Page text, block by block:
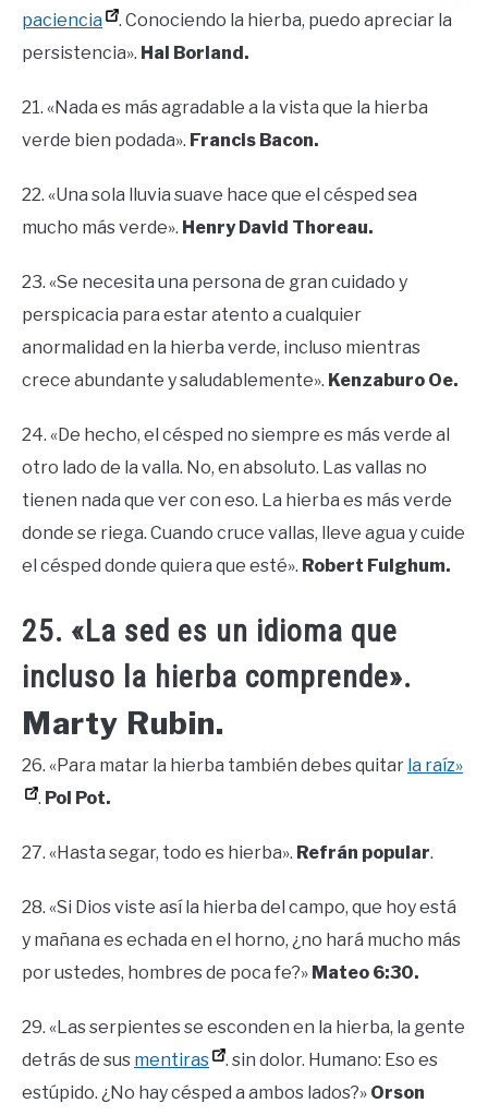
paciencia
. Conociendo la hierba, puedo apreciar la
persistencia». Hal Borland.
21. «Nada es más agradable a la vista que la hierba
verde bien podada». Francis Bacon.
22. «Una sola lluvia suave hace que el césped sea
mucho más verde». Henry David Thoreau.
23. «Se necesita una persona de gran cuidado y
perspicacia para estar atento a cualquier
anormalidad en la hierba verde, incluso mientras
crece abundante y saludablemente». Kenzaburo Oe.
24. «De hecho, el césped no siempre es más verde al
otro lado de la valla. No, en absoluto. Las vallas no
tienen nada que ver con eso. La hierba es más verde
donde se riega. Cuando cruce vallas, lleve agua y cuide
el césped donde quiera que esté». Robert Fulghum.
25. «La sed es un idioma que
incluso la hierba comprende».
Marty Rubin.
26. «Para matar la hierba también debes quitar la raíz»
. Pol Pot.
27. «Hasta segar, todo es hierba». Refrán popular.
28. «Si Dios viste así la hierba del campo, que hoy está
y mañana es echada en el horno, ¿no hará mucho más
por ustedes, hombres de poca fe?» Mateo 6:30.
29. «Las serpientes se esconden en la hierba, la gente
detrás de sus mentiras
. sin dolor. Humano: Eso es
estúpido. ¿No hay césped a ambos lados?» Orson